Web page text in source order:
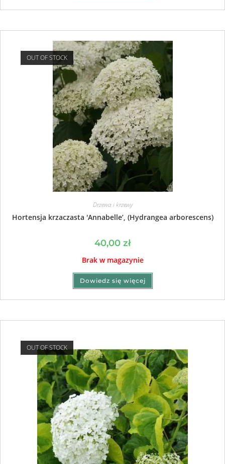
OUT OF STOCK
Drzewa i krzewy
Hortensja krzaczasta 'Annabelle’, (Hydrangea arborescens)
40,00 zł
Brak w magazynie
Dowiedz się więcej
OUT OF STOCK